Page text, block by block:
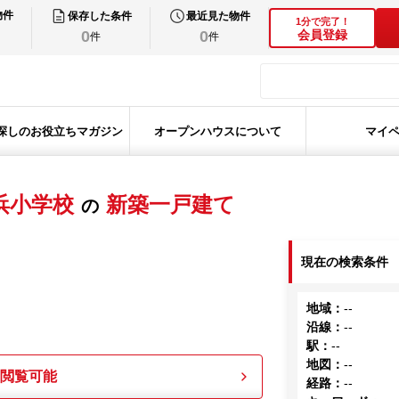
件 保存した条件
0件
最近見た物件
0件
1分で完了！
会員登録
しのお役立ちマガジン オープンハウスについて マイ
小学校 の 新築一戸建て
覧可能
現在の検索条件
地域 ：--
沿線 ：--
駅 ：--
地図 ：--
経路 ：--